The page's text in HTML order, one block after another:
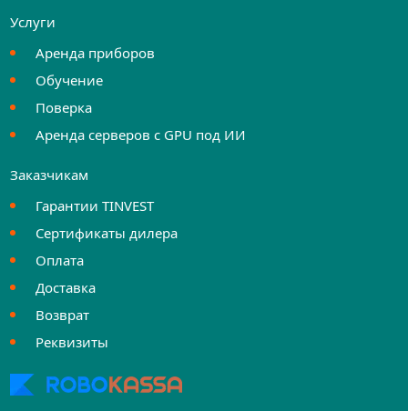
Услуги
Аренда приборов
Обучение
Поверка
Аренда серверов с GPU под ИИ
Заказчикам
Гарантии TINVEST
Сертификаты дилера
Оплата
Доставка
Возврат
Реквизиты